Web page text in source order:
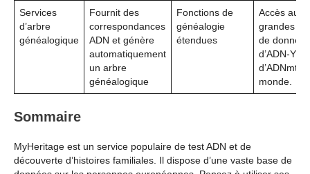
Services
d’arbre
généalogique
Fournit des
correspondances
ADN et génère
automatiquement
un arbre
généalogique
Fonctions de
généalogie
étendues
Accès aux
grandes
de données
d’ADN-Y et
d’ADNmt
monde.
Sommaire
MyHeritage est un service populaire de test ADN et de
découverte d’histoires familiales. Il dispose d’une vaste base de